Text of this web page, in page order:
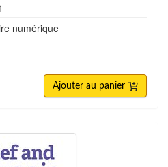
numérique
Ajouter au panier